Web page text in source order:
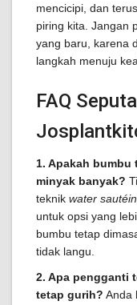
mencicipi, dan
piring kita. Jangan
yang baru, karena
langkah menuju
FAQ
1. Apakah
minyak banyak?
teknik water
untuk opsi yang
bumbu tetap
tidak langu.
2. Apa pengganti
tetap gurih? Anda